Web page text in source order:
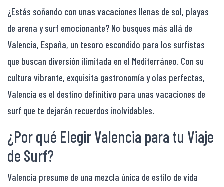
¿Estás soñando con unas vacaciones llenas de sol, playas
de arena y surf emocionante? No busques más allá de
Valencia, España, un tesoro escondido para los surfistas
que buscan diversión ilimitada en el Mediterráneo. Con su
cultura vibrante, exquisita gastronomía y olas perfectas,
Valencia es el destino definitivo para unas vacaciones de
surf que te dejarán recuerdos inolvidables.
¿Por qué Elegir Valencia para tu Viaje
de Surf?
Valencia presume de una mezcla única de estilo de vida